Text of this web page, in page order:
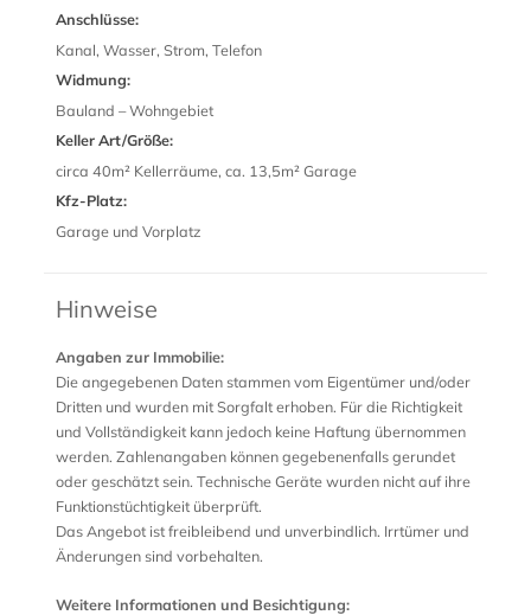
Anschlüsse:
Kanal, Wasser, Strom, Telefon
Widmung:
Bauland – Wohngebiet
Keller Art/Größe:
circa 40m² Kellerräume, ca. 13,5m² Garage
Kfz-Platz:
Garage und Vorplatz
Hinweise
Angaben zur Immobilie:
Die angegebenen Daten stammen vom Eigentümer und/oder
Dritten und wurden mit Sorgfalt erhoben. Für die Richtigkeit
und Vollständigkeit kann jedoch keine Haftung übernommen
werden. Zahlenangaben können gegebenenfalls gerundet
oder geschätzt sein. Technische Geräte wurden nicht auf ihre
Funktionstüchtigkeit überprüft.
Das Angebot ist freibleibend und unverbindlich. Irrtümer und
Änderungen sind vorbehalten.
Weitere Informationen und Besichtigung: